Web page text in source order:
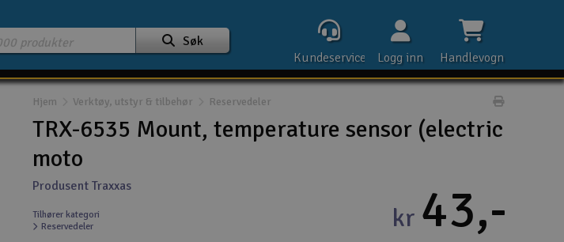
Søk
Handlevogn
Logg inn
Kundeservice
Hjem Verktøy, utstyr & tilbehør Reservedeler
TRX-6535 Mount, temperature sensor (electric
moto
Produsent Traxxas
Tilhører kategori
Reservedeler
kr 43,-